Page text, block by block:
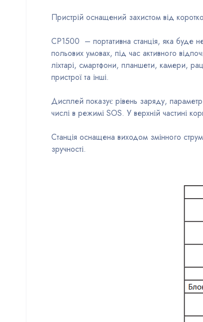
Пристрій оснащений захистом від
СР1500 – портативна станція, яка буде
польових умовах, під час активного
ліхтарі, смартфони, планшети, камери,
пристрої та інші.
Дисплей показує рівень заряду,
числі в режимі SOS. У верхній частині
Станція оснащена виходом змінного
зручності.